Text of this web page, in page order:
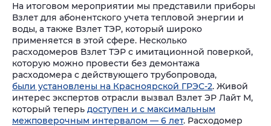
На итоговом мероприятии мы представили приборы
Взлет для абонентского учета тепловой энергии и
воды, а также Взлет ТЭР, который широко
применяется в этой сфере. Несколько
расходомеров Взлет ТЭР с имитационной поверкой,
которую можно провести без демонтажа
расходомера с действующего трубопровода,
были установлены на Красноярской ГРЭС-2. Живой
интерес экспертов отрасли вызвал Взлет ЭР Лайт М,
который теперь доступен и с максимальным
межповерочным интервалом — 6 лет. Расходомер